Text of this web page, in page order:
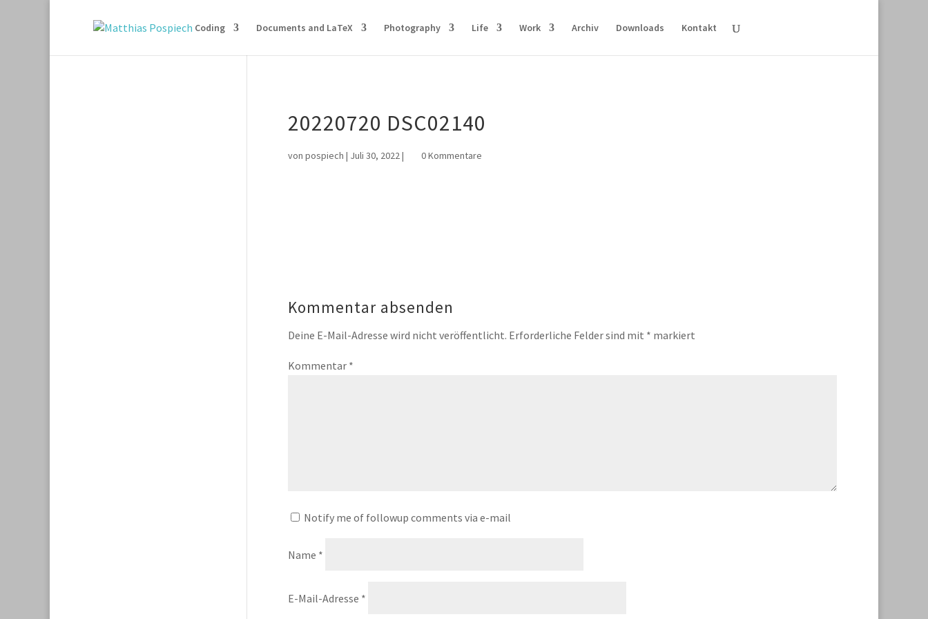
Coding Documents and LaTeX Photography Life Work Archiv Downloads Kontakt
20220720 DSC02140
von pospiech | Juli 30, 2022| 0 Kommentare
Kommentar absenden
Deine E-Mail-Adresse wird nicht veröffentlicht. Erforderliche Felder sind mit * markiert
Kommentar *
Notify me of followup comments via e-mail
Name *
E-Mail-Adresse *